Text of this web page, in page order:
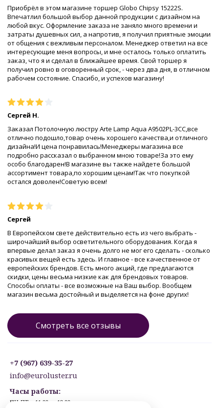
Приобрёл в этом магазине торшер Globo Chipsy 15222S.
Впечатлил большой выбор данной продукции с дизайном на
любой вкус. Оформление заказа не заняло много времени и
затраты душевных сил, а напротив, я получил приятные эмоции
от общения с вежливым персоналом. Менеджер ответил на все
интересующие меня вопросы, и мне осталось только оплатить
заказ, что я и сделал в ближайшее время. Свой торшер я
получил ровно в оговоренный срок, - через два дня, в отличном
рабочем состояние. Спасибо, и успехов магазину!
Сергей Н.
Заказал Потолочную люстру Arte Lamp Aqua A9502PL-3CC,все
отлично подошло,товар очень хорошего качества,и отличного
дизайна!И цена понравилась!Менеджеры магазина все
подробно рассказал о выбранном мною товаре!За это ему
особо благодарен!В магазине вы также найдете большой
ассортимент товара,по хорошим ценам!Так что покупкой
остался доволен!Советую всем!
Сергей
В Европейском свете действительно есть из чего выбрать -
широчайший выбор осветительного оборудования. Когда я
впервые делал заказ я очень долго не мог его сделать - сколько
красивых вещей есть здесь. И главное - все качественное от
европейских брендов. Есть много акций, где предлагаются
скидки, цены весьма низкие как для брендовых товаров.
Способы оплаты - все возможные на Ваш выбор. Вообщем
магазин весьма достойный и выделяется на фоне других!
Смотреть все отзывы
+7 (967) 639-35-27
info@euroluster.ru
Часы работы:
ПН-ПТ: с 11:00 до 19:00